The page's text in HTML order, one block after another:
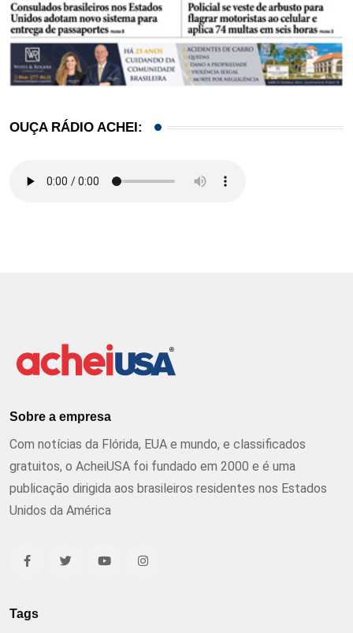
OUÇA RÁDIO ACHEI:
Sobre a empresa
Com notícias da Flórida, EUA e mundo, e classificados
gratuitos, o AcheiUSA foi fundado em 2000 e é uma
publicação dirigida aos brasileiros residentes nos Estados
Unidos da América
Tags